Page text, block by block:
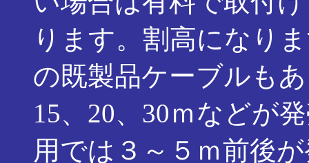
ります。割高になり
の既製品ケーブルも
15、20、30ｍなどが
用では３～５ｍ前後